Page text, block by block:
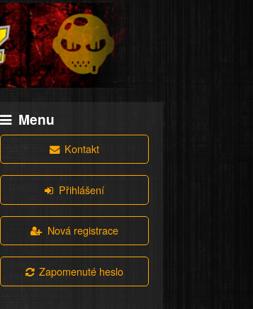
Menu
Kontakt
Přihlášení
Nová registrace
Zapomenuté heslo